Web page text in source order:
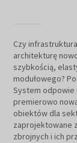
Czy
architekturę
szybkością,
modułowego?
System odpowie
premierowo
obiektów dla
zaprojektowane
zbrojnych i ich